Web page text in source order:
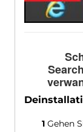
1Gehen